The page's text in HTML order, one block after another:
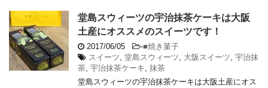
堂島スウィーツの宇治抹茶ケーキは大阪
土産にオススメのスイーツです！
2017/06/05 -■焼き菓子
スイーツ, 堂島スウィーツ, 大阪スイーツ, 宇治抹
茶, 宇治抹茶ケーキ, 抹茶
堂島スウィーツの宇治抹茶ケーキは大阪土産にオス